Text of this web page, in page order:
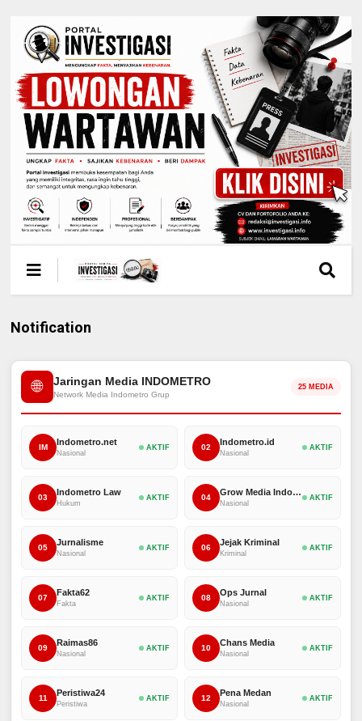
Notification
🌐 Jaringan Media INDOMETRO
Network Media Indometro Grup
25 MEDIA
IM
Indometro.net
Nasional
AKTIF 02
Indometro.id
Nasional
AKTIF
03
Indometro Law
Hukum
AKTIF 04
Grow Media Indonesia
Nasional
AKTIF
05
Jurnalisme
Nasional
AKTIF 06
Jejak Kriminal
Kriminal
AKTIF
07
Fakta62
Fakta
AKTIF 08
Ops Jurnal
Nasional
AKTIF
09
Raimas86
Nasional
AKTIF 10
Chans Media
Nasional
AKTIF
11
Peristiwa24
Peristiwa
AKTIF 12
Pena Medan
Nasional
AKTIF